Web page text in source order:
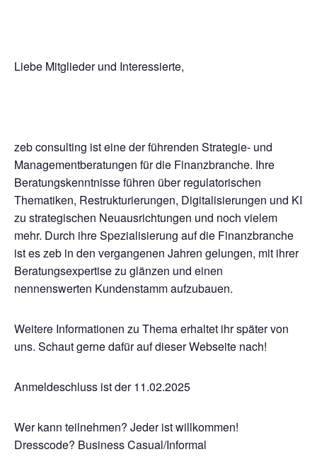
Liebe Mitglieder und Interessierte,
zeb consulting ist eine der führenden Strategie- und
Managementberatungen für die Finanzbranche. Ihre
Beratungskenntnisse führen über regulatorischen
Thematiken, Restrukturierungen, Digitalisierungen und KI
zu strategischen Neuausrichtungen und noch vielem
mehr. Durch ihre Spezialisierung auf die Finanzbranche
ist es zeb in den vergangenen Jahren gelungen, mit ihrer
Beratungsexpertise zu glänzen und einen
nennenswerten Kundenstamm aufzubauen.
Weitere Informationen zu Thema erhaltet ihr später von
uns. Schaut gerne dafür auf dieser Webseite nach!
Anmeldeschluss ist der 11.02.2025
Wer kann teilnehmen? Jeder ist willkommen!
Dresscode? Business Casual/Informal